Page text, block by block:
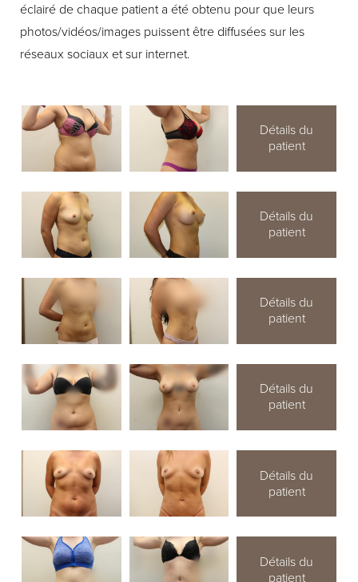
éclairé de chaque patient a été obtenu pour que leurs
photos/vidéos/images puissent être diffusées sur les
réseaux sociaux et sur internet.
Détails du
patient
Détails du
patient
Détails du
patient
Détails du
patient
Détails du
patient
Détails du
patient